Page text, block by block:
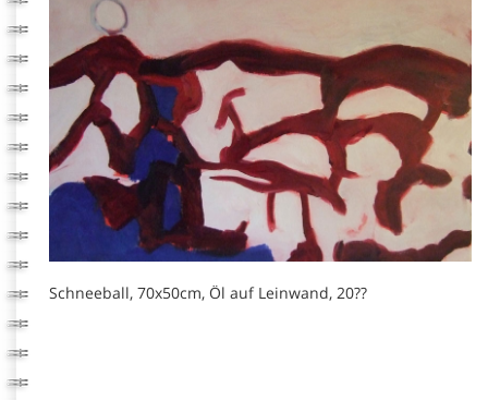
Schneeball, 70x50cm, Öl auf Leinwand, 20??